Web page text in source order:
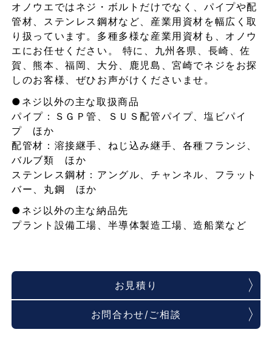
オノウエではネジ・ボルトだけでなく、パイプや配
管材、ステンレス鋼材など、産業用資材を幅広く取
り扱っています。多種多様な産業用資材も、オノウ
エにお任せください。 特に、九州各県、長崎、佐
賀、熊本、福岡、大分、鹿児島、宮崎でネジをお探
しのお客様、ぜひお声がけくださいませ。
●ネジ以外の主な取扱商品
パイプ：ＳＧＰ管、ＳＵＳ配管パイプ、塩ビパイ
プ ほか
配管材：溶接継手、ねじ込み継手、各種フランジ、
バルブ類 ほか
ステンレス鋼材：アングル、チャンネル、フラット
バー、丸鋼 ほか
●ネジ以外の主な納品先
プラント設備工場、半導体製造工場、造船業など
お見積り
お問合わせ/ご相談